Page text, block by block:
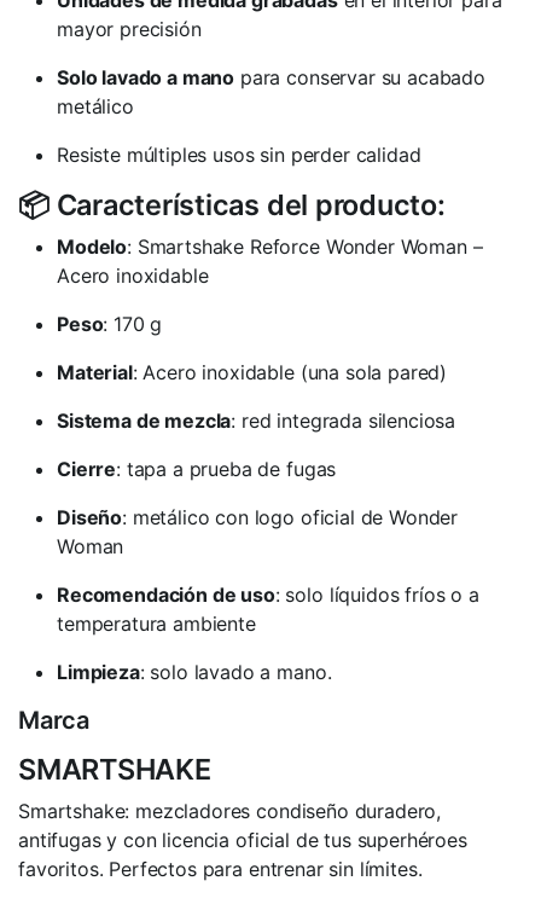
mayor precisión
Solo lavado a mano para conservar su acabado
metálico
Resiste múltiples usos sin perder calidad
📦 Características del producto:
Modelo: Smartshake Reforce Wonder Woman –
Acero inoxidable
Peso: 170 g
Material: Acero inoxidable (una sola pared)
Sistema de mezcla: red integrada silenciosa
Cierre: tapa a prueba de fugas
Diseño: metálico con logo oficial de Wonder
Woman
Recomendación de uso: solo líquidos fríos o a
temperatura ambiente
Limpieza: solo lavado a mano.
Marca
SMARTSHAKE
Smartshake: mezcladores condiseño duradero,
antifugas y con licencia oficial de tus superhéroes
favoritos. Perfectos para entrenar sin límites.